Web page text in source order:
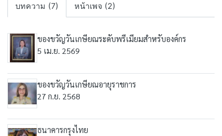
บทความ (7) หน้าเพจ (2)
ของขวัญวันเกษียณระดับพรีเมียมสำหรับองค์กร
5 เม.ย. 2569
ของขวัญวันเกษียณอายุราชการ
27 ก.ย. 2568
ธนาคารกรุงไทย